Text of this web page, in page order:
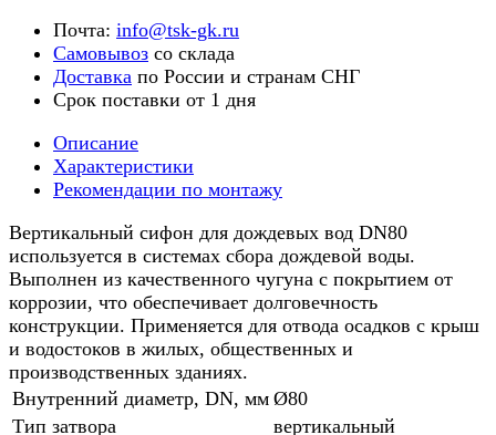
Почта: info@tsk-gk.ru
Самовывоз со склада
Доставка по России и странам СНГ
Срок поставки от 1 дня
Описание
Характеристики
Рекомендации по монтажу
Вертикальный сифон для дождевых вод DN80
используется в системах сбора дождевой воды.
Выполнен из качественного чугуна с покрытием от
коррозии, что обеспечивает долговечность
конструкции. Применяется для отвода осадков с крыш
и водостоков в жилых, общественных и
производственных зданиях.
Внутренний диаметр, DN, мм Ø80
Тип затвора
вертикальный